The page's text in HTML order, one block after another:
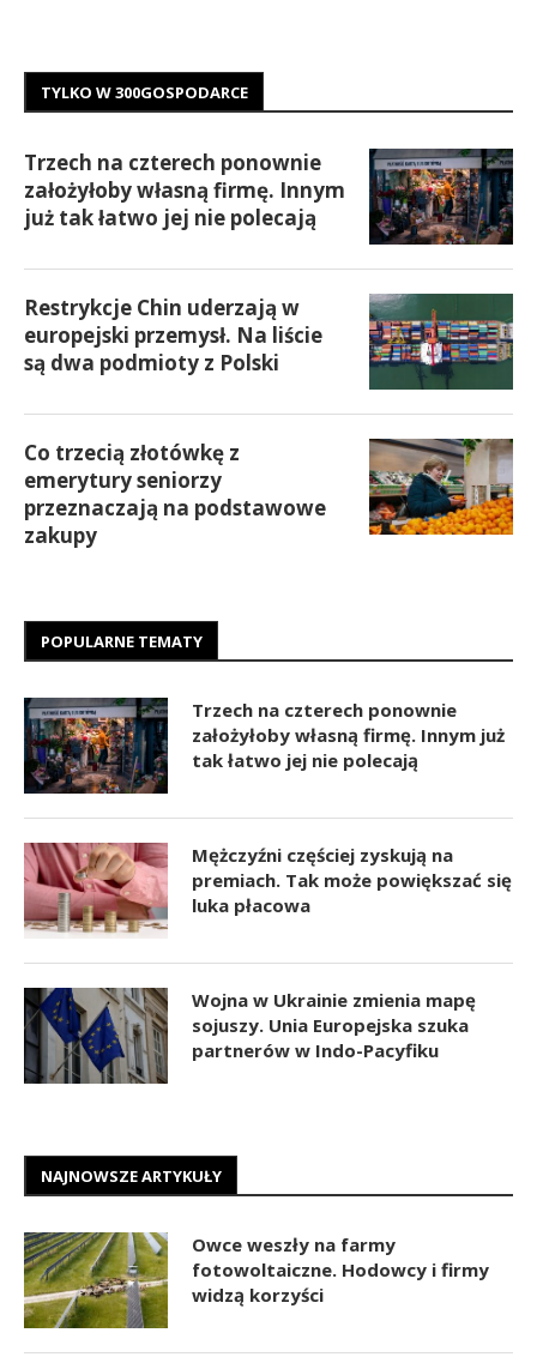
TYLKO W 300GOSPODARCE
Trzech na czterech ponownie
założyłoby własną firmę. Innym
już tak łatwo jej nie polecają
Restrykcje Chin uderzają w
europejski przemysł. Na liście
są dwa podmioty z Polski
Co trzecią złotówkę z
emerytury seniorzy
przeznaczają na podstawowe
zakupy
POPULARNE TEMATY
Trzech na czterech ponownie
założyłoby własną firmę. Innym już
tak łatwo jej nie polecają
Mężczyźni częściej zyskują na
premiach. Tak może powiększać się
luka płacowa
Wojna w Ukrainie zmienia mapę
sojuszy. Unia Europejska szuka
partnerów w Indo-Pacyfiku
NAJNOWSZE ARTYKUŁY
Owce weszły na farmy
fotowoltaiczne. Hodowcy i firmy
widzą korzyści